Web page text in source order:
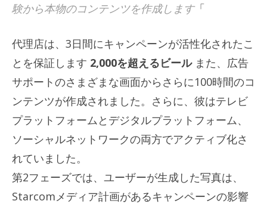
験から本物のコンテンツを作成します「
代理店は、3日間にキャンペーンが活性化されたこ
とを保証します 2,000を超えるビールまた、広告
サポートのさまざまな画面からさらに100時間のコ
ンテンツが作成されました。さらに、彼はテレビ
プラットフォームとデジタルプラットフォーム、
ソーシャルネットワークの両方でアクティブ化さ
れていました。
第2フェーズでは、ユーザーが生成した写真は、
Starcomメディア計画があるキャンペーンの影響